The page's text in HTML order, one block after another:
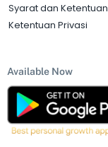
Syarat dan Ketentuan
Ketentuan Privasi
Available Now